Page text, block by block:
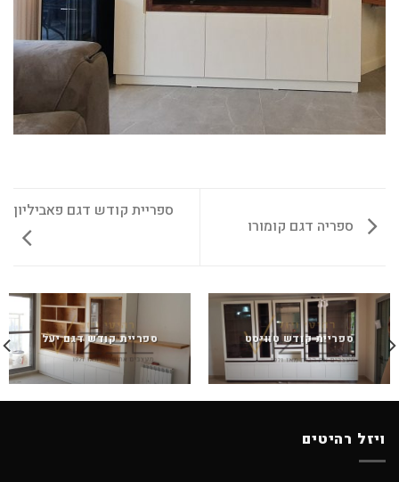
ספריה דגם קומורו
ספריית קודש דגם פאביליון
ספריית קודש טוויסט ספריית קודש דגם יעל
ויזל רהיטים